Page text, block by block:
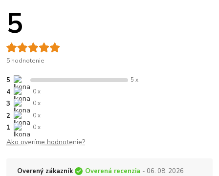
5
5 hodnotenie
5 5 x
4 0 x
3 0 x
2 0 x
1 0 x
Ako overíme hodnotenie?
Overený zákazník Overená recenzia - 06. 08. 2026